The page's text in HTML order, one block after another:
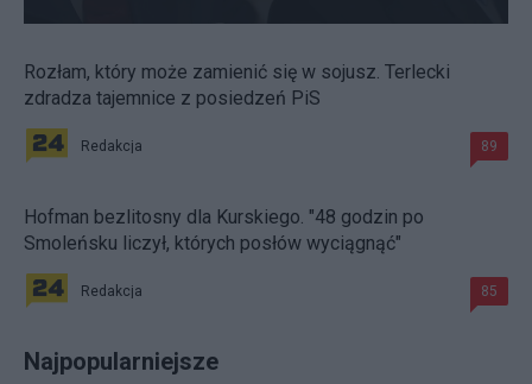
Rozłam, który może zamienić się w sojusz. Terlecki
zdradza tajemnice z posiedzeń PiS
Redakcja 89
Hofman bezlitosny dla Kurskiego. "48 godzin po
Smoleńsku liczył, których posłów wyciągnąć"
Redakcja 85
Najpopularniejsze